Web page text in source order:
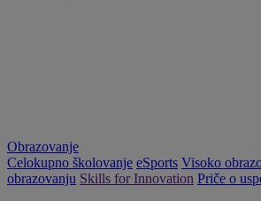
Obrazovanje
Celokupno školovanje eSports Visoko
obrazovanju Skills for Innovation Priče o